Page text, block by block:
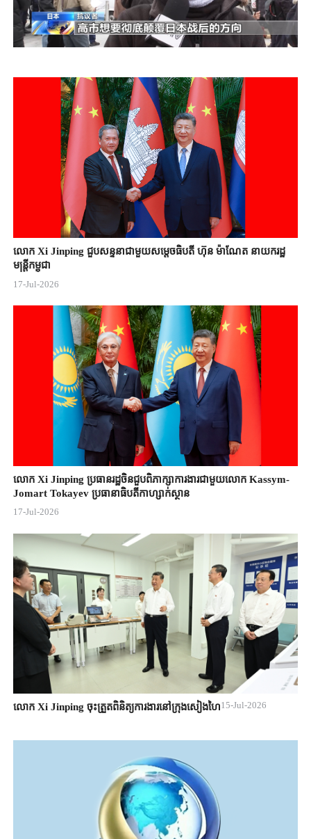
លោក Xi Jinping ជួបសន្ទនាជាមួយសម្តេចធិបតី ហ៊ុន ម៉ាណែត នាយករដ្ឋ
មន្ត្រីកម្ពុជា
17-Jul-2026
លោក Xi Jinping ប្រធានរដ្ឋចិន​ជួបពិភាក្សា​ការងារជាមួយ​លោក Kassym-
Jomart ​Tokayev ​ប្រធានាធិបតី​កាហ្សាក់ស្ថាន​
17-Jul-2026
លោក Xi Jinping ចុះត្រួតពិនិត្យការងារនៅក្រុងសៀងហៃ15-Jul-2026